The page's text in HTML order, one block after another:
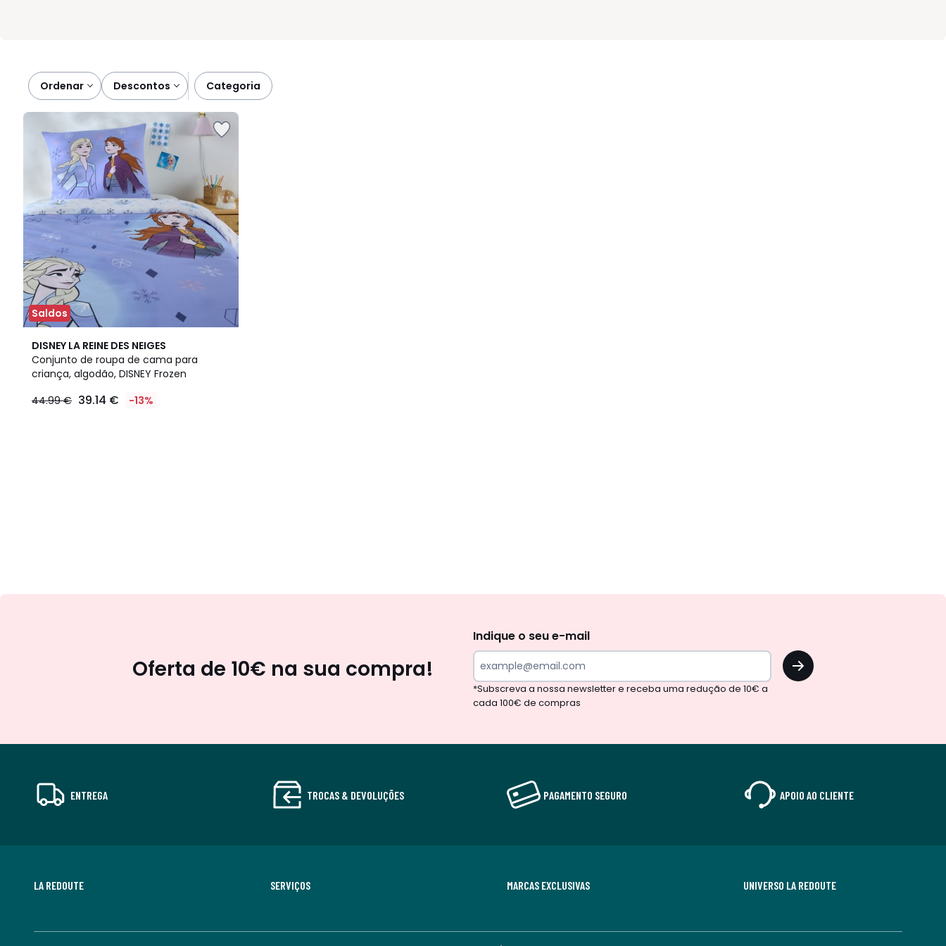
Ordenar descontos categoria
Saldos
DISNEY LA REINE DES NEIGES
Conjunto de roupa de cama para
criança, algodão, DISNEY Frozen
€
44.99 € 39.14 € -13%
Oferta de 10€ na sua compra!
Indique o seu e-mail
OK
*Subscreva a nossa newsletter e receba uma redução de 10€ a
cada 100€ de compras
ENTREGA TROCAS & DEVOLUÇÕES PAGAMENTO SEGURO APOIO AO CLIENTE
LA REDOUTE SERVIÇOS MARCAS EXCLUSIVAS UNIVERSO LA REDOUTE